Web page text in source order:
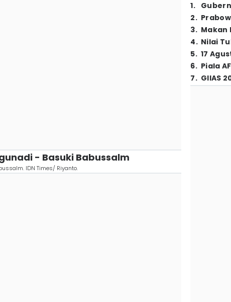
- Basuki Babussalm
IDN Times/ Riyanto.
1.
2.
3. Makan
4. Nilai
5. 17
6. Piala
7. GIIAS